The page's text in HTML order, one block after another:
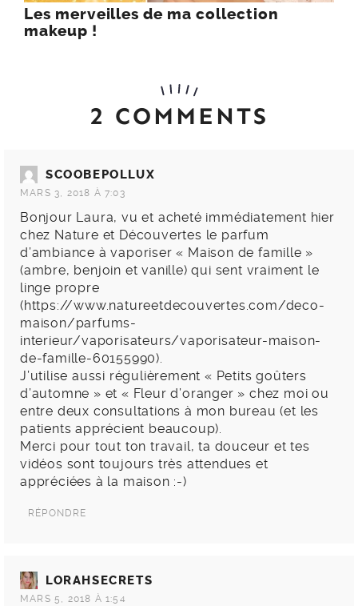
Les merveilles de ma collection
makeup !
2 COMMENTS
SCOOBEPOLLUX
MARS 3, 2018 À 7:03
Bonjour Laura, vu et acheté immédiatement hier
chez Nature et Découvertes le parfum
d’ambiance à vaporiser « Maison de famille »
(ambre, benjoin et vanille) qui sent vraiment le
linge propre
(https://www.natureetdecouvertes.com/deco-
maison/parfums-
interieur/vaporisateurs/vaporisateur-maison-
de-famille-60155990).
J’utilise aussi régulièrement « Petits goûters
d’automne » et « Fleur d’oranger » chez moi ou
entre deux consultations à mon bureau (et les
patients apprécient beaucoup).
Merci pour tout ton travail, ta douceur et tes
vidéos sont toujours très attendues et
appréciées à la maison :-)
RÉPONDRE
LORAHSECRETS
MARS 5, 2018 À 1:54